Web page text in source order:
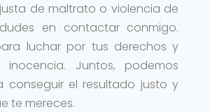
de maltrato o violencia de
en contactar conmigo.
luchar por tus derechos y
Juntos, podemos
conseguir el resultado justo y
te mereces.